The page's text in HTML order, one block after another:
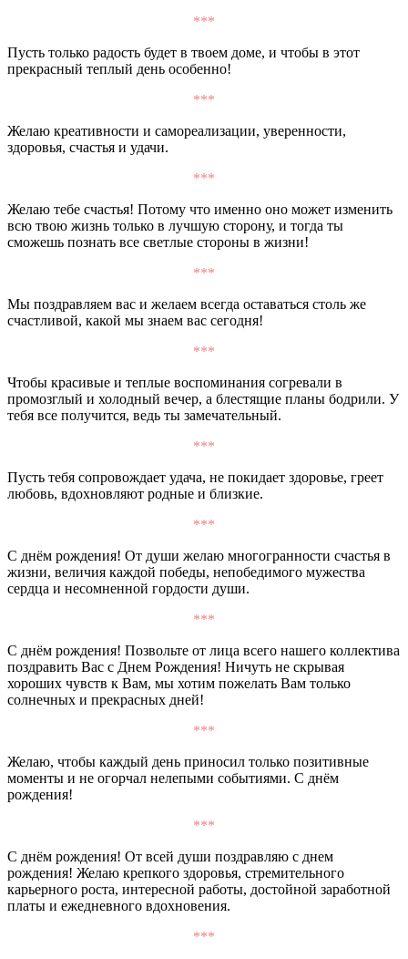
***
Пусть только радость будет в твоем доме, и чтобы в этот
прекрасный теплый день особенно!
***
Желаю креативности и самореализации, уверенности,
здоровья, счастья и удачи.
***
Желаю тебе счастья! Потому что именно оно может изменить
всю твою жизнь только в лучшую сторону, и тогда ты
сможешь познать все светлые стороны в жизни!
***
Мы поздравляем вас и желаем всегда оставаться столь же
счастливой, какой мы знаем вас сегодня!
***
Чтобы красивые и теплые воспоминания согревали в
промозглый и холодный вечер, а блестящие планы бодрили. У
тебя все получится, ведь ты замечательный.
***
Пусть тебя сопровождает удача, не покидает здоровье, греет
любовь, вдохновляют родные и близкие.
***
С днём рождения! От души желаю многогранности счастья в
жизни, величия каждой победы, непобедимого мужества
сердца и несомненной гордости души.
***
С днём рождения! Позвольте от лица всего нашего коллектива
поздравить Вас с Днем Рождения! Ничуть не скрывая
хороших чувств к Вам, мы хотим пожелать Вам только
солнечных и прекрасных дней!
***
Желаю, чтобы каждый день приносил только позитивные
моменты и не огорчал нелепыми событиями. С днём
рождения!
***
С днём рождения! От всей души поздравляю с днем
рождения! Желаю крепкого здоровья, стремительного
карьерного роста, интересной работы, достойной заработной
платы и ежедневного вдохновения.
***